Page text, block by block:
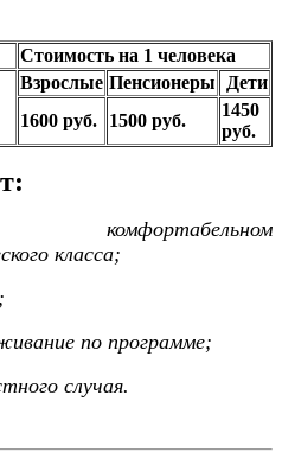
Стоимость на 1 человека
Взрослые Пенсионеры
Дети
1600 руб.
1500 руб.
1450
руб.
класса;
по программе;
случая.